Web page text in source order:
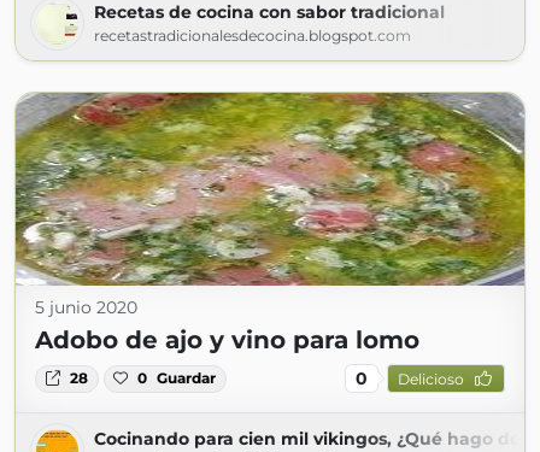
Recetas de cocina con sabor tradicional
recetastradicionalesdecocina.blogspot.com
5 junio 2020
Adobo de ajo y vino para lomo
28 0 Guardar 0 Delicioso
Cocinando para cien mil vikingos, ¿Qué hago de